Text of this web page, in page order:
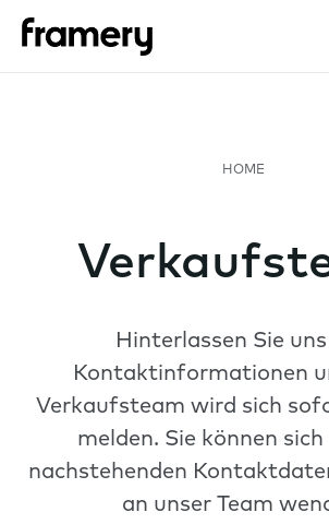
Hinterlassen Sie
Kontaktinformationen
Verkaufsteam wird sich
melden. Sie können
nachstehenden
an unser Team